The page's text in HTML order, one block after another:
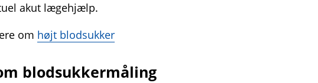
akut lægehjælp.
om højt blodsukker
blodsukkermåling